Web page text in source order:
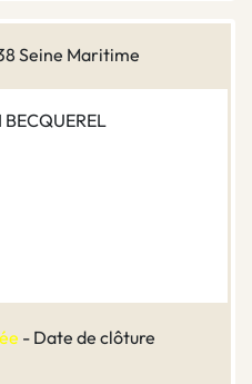
Seine Maritime
- Date de clôture